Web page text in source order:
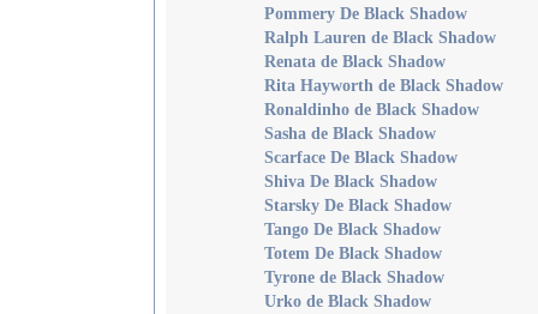
Pommery De Black Shadow
Ralph Lauren de Black Shadow
Renata de Black Shadow
Rita Hayworth de Black Shadow
Ronaldinho de Black Shadow
Sasha de Black Shadow
Scarface De Black Shadow
Shiva De Black Shadow
Starsky De Black Shadow
Tango De Black Shadow
Totem De Black Shadow
Tyrone de Black Shadow
Urko de Black Shadow